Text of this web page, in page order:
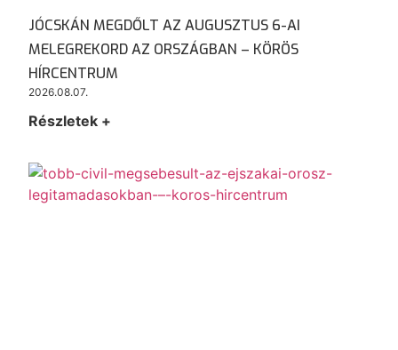
JÓCSKÁN MEGDŐLT AZ AUGUSZTUS 6-AI
MELEGREKORD AZ ORSZÁGBAN – KÖRÖS
HÍRCENTRUM
2026.08.07.
Részletek +